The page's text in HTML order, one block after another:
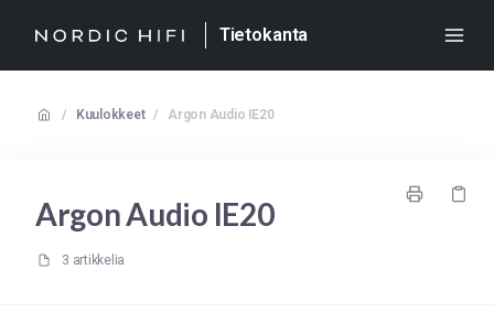
Tietokanta
/ Kuulokkeet / Argon Audio IE20
Argon Audio IE20
3 artikkelia